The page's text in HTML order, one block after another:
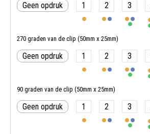
Geen opdruk 1 2 3
270 graden van de clip (50mm x 25mm)
Geen opdruk 1 2 3
90 graden van de clip (50mm x 25mm)
Geen opdruk 1 2 3